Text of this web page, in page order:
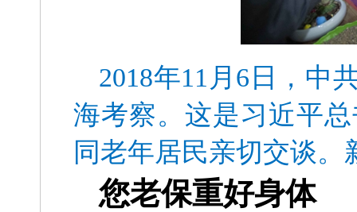
2018年11月6日，中
海考察。这是习近平
同老年居民亲切交谈
您老保重好身体